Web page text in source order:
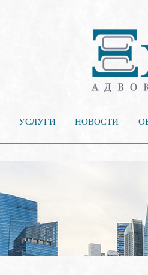
УСЛУГИ НОВОСТИ